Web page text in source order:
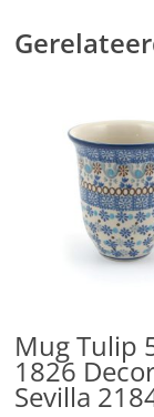
Lees
Mug Tulip
1826
Sevilla